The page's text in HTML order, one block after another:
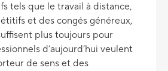
tels que le travail à distance,
et des congés généreux,
plus toujours pour
d’aujourd’hui veulent
de sens et des